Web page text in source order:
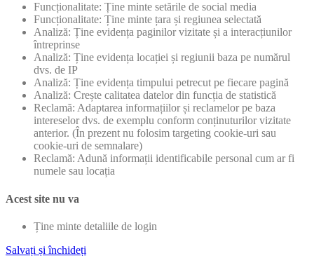
Funcționalitate: Ține minte setările de social media
Funcționalitate: Ține minte țara și regiunea selectată
Analiză: Ține evidența paginilor vizitate și a interacțiunilor
întreprinse
Analiză: Ține evidența locației și regiunii baza pe numărul
dvs. de IP
Analiză: Ține evidența timpului petrecut pe fiecare pagină
Analiză: Crește calitatea datelor din funcția de statistică
Reclamă: Adaptarea informațiilor și reclamelor pe baza
intereselor dvs. de exemplu conform conținuturilor vizitate
anterior. (În prezent nu folosim targeting cookie-uri sau
cookie-uri de semnalare)
Reclamă: Adună informații identificabile personal cum ar fi
numele sau locația
Acest site nu va
Ține minte detaliile de login
Salvați și închideți